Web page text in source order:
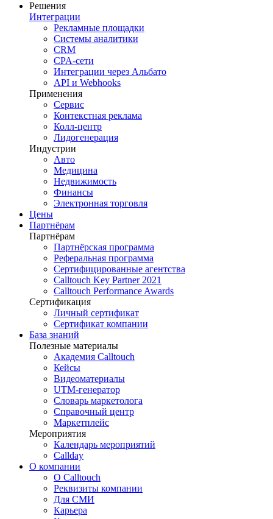
Решения
Интеграции
Рекламные площадки
Системы аналитики
CRM
CPA-сети
Интеграции через Альбато
API и Webhooks
Применения
Сервис
Контекстная реклама
Колл-центр
Лидогенерация
Индустрии
Авто
Медицина
Недвижимость
Финансы
Электронная торговля
Цены
Партнёрам
Партнёрам
Партнёрская программа
Реферальная программа
Сертифицированные агентства
Calltouch Key Partner 2021
Calltouch Performance Awards
Сертификация
Личный сертификат
Сертификат компании
База знаний
Полезные материалы
Академия Calltouch
Кейсы
Видеоматериалы
UTM-генератор
Словарь маркетолога
Справочный центр
Маркетплейс
Мероприятия
Календарь мероприятий
Callday
О компании
О Calltouch
Реквизиты компании
Для СМИ
Карьера